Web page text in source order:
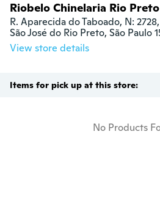
Riobelo Chinelaria Rio Preto
R. Aparecida do Taboado, N:
São José do Rio Preto, São Paulo
View store details
Items for pick up at this store:
No Products